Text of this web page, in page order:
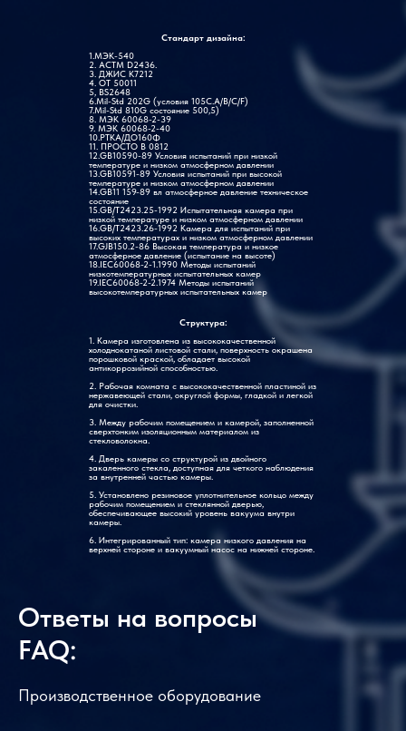
Стандарт дизайна:
1.МЭК-540
2. АСТМ D2436.
3. ДЖИС К7212
4. ОТ 50011
5, BS2648
6.Mil-Std 202G (условия 105C.A/B/C/F)
7.Mil-Std 810G состояние 500,5)
8. МЭК 60068-2-39
9. МЭК 60068-2-40
10.РТКА/ДО160Ф
11. ПРОСТО В 0812
12.GB10590-89 Условия испытаний при низкой
температуре и низком атмосферном давлении
13.GB10591-89 Условия испытаний при высокой
температуре и низком атмосферном давлении
14.GB11 159-89 вл атмосферное давление техническое
состояние
15.GB/T2423.25-1992 Испытательная камера при
низкой температуре и низком атмосферном давлении
16.GB/T2423.26-1992 Камера для испытаний при
высоких температурах и низком атмосферном давлении
17.GJB150.2-86 Высокая температура и низкое
атмосферное давление (испытание на высоте)
18.IEC60068-2-1.1990 Методы испытаний
низкотемпературных испытательных камер
19.IEC60068-2-2.1974 Методы испытаний
высокотемпературных испытательных камер
Структура:
1. Камера изготовлена из высококачественной
холоднокатаной листовой стали, поверхность окрашена
порошковой краской, обладает высокой
антикоррозийной способностью.
2. Рабочая комната с высококачественной пластиной из
нержавеющей стали, округлой формы, гладкой и легкой
для очистки.
3. Между рабочим помещением и камерой, заполненной
сверхтонким изоляционным материалом из
стекловолокна.
4. Дверь камеры со структурой из двойного
закаленного стекла, доступная для четкого наблюдения
за внутренней частью камеры.
5. Установлено резиновое уплотнительное кольцо между
рабочим помещением и стеклянной дверью,
обеспечивающее высокий уровень вакуума внутри
камеры.
6. Интегрированный тип: камера низкого давления на
верхней стороне и вакуумный насос на нижней стороне.
Ответы на вопросы
FAQ:
Производственное оборудование